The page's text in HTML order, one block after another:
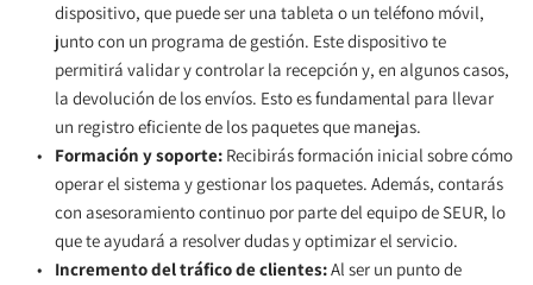
dispositivo, que puede ser una tableta o un teléfono móvil,
junto con un programa de gestión. Este dispositivo te
permitirá validar y controlar la recepción y, en algunos casos,
la devolución de los envíos. Esto es fundamental para llevar
un registro eficiente de los paquetes que manejas.
Formación y soporte: Recibirás formación inicial sobre cómo
operar el sistema y gestionar los paquetes. Además, contarás
con asesoramiento continuo por parte del equipo de SEUR, lo
que te ayudará a resolver dudas y optimizar el servicio.
Incremento del tráfico de clientes: Al ser un punto de